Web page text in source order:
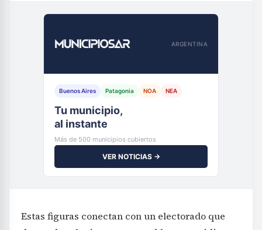
ARGENTINA
Buenos Aires Patagonia NOA NEA
Tu municipio,
al instante
Más de 500 municipios cubiertos
VER NOTICIAS →
Estas figuras conectan con un electorado que